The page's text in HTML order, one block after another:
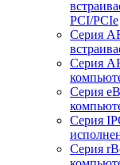
PCI/PCIe
Серия
Серия
Серия
Серия
Серия